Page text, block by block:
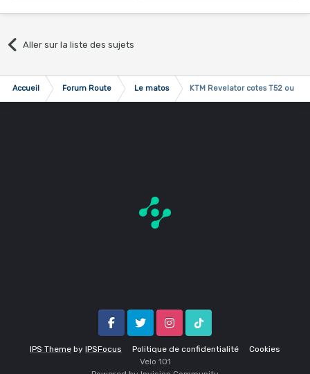
Aller sur la liste des sujets
Accueil Forum Route Le matos KTM Revelator cotes T52 ou 49
IPS Theme by IPSFocus Politique de confidentialité Cookies
FacebookTwitter InstagramTik Tok
Velo 1O1